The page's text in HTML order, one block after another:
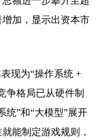
加，显示出资本市
现为“操作系统 +
争格局已从硬件制
统”和“大模型”展开
能制定游戏规则，